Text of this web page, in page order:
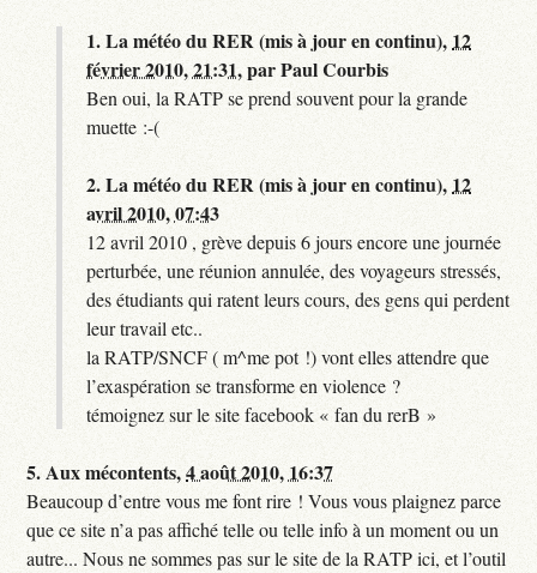
1.La météo du RER (mis à jour en continu), 12
février 2010, 21:31,parPaul Courbis
Ben oui, la RATP se prend souvent pour la grande
muette :-(
2.La météo du RER (mis à jour en continu), 12
avril 2010, 07:43
12 avril 2010 , grève depuis 6 jours encore une journée
perturbée, une réunion annulée, des voyageurs stressés,
des étudiants qui ratent leurs cours, des gens qui perdent
leur travail etc..
la RATP/SNCF ( m^me pot !) vont elles attendre que
l’exaspération se transforme en violence ?
témoignez sur le site facebook « fan du rerB »
5.Aux mécontents,4 août 2010, 16:37
Beaucoup d’entre vous me font rire ! Vous vous plaignez parce
que ce site n’a pas affiché telle ou telle info à un moment ou un
autre... Nous ne sommes pas sur le site de la RATP ici, et l’outil